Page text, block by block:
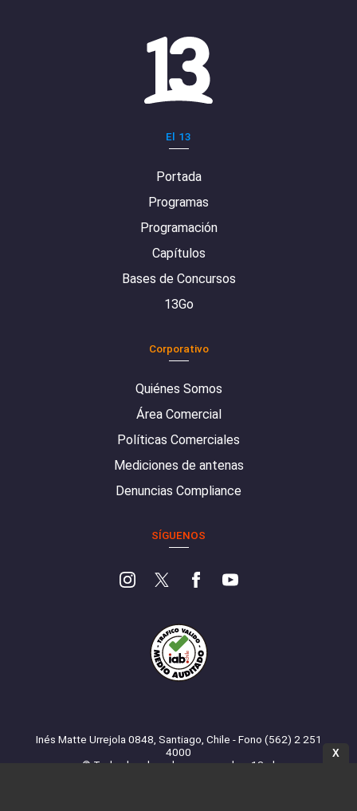
El 13
Portada
Programas
Programación
Capítulos
Bases de Concursos
13Go
Corporativo
Quiénes Somos
Área Comercial
Políticas Comerciales
Mediciones de antenas
Denuncias Compliance
SÍGUENOS
Inés Matte Urrejola 0848, Santiago, Chile - Fono (562) 2 251
4000
© Todos los derechos reservados. 13.cl
X